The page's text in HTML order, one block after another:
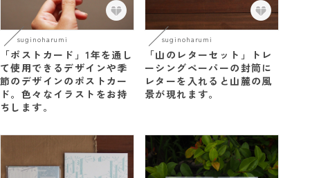
suginoharumi
「ポストカード」1年を通し
て使用できるデザインや季
節のデザインのポストカー
ド。色々なイラストをお持
ちします。
suginoharumi
「山のレターセット」トレ
ーシングペーパーの封筒に
レターを入れると山麓の風
景が現れます。